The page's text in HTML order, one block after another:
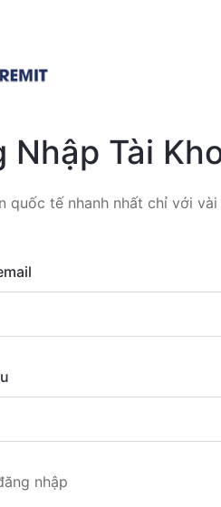
Nhập Tài
quốc tế nhanh nhất chỉ với
nhập